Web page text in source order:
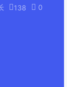
138 0